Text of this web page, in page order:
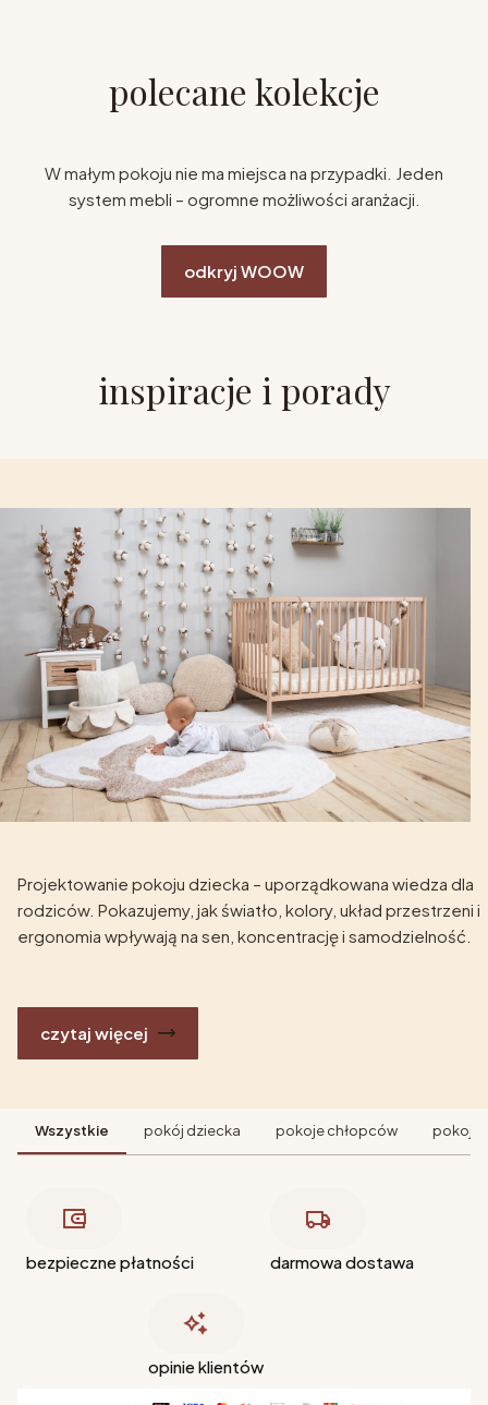
polecane kolekcje
W małym pokoju nie ma miejsca na przypadki. Jeden
system mebli – ogromne możliwości aranżacji.
odkryj WOOW
inspiracje i porady
Projektowanie pokoju dziecka – uporządkowana wiedza dla
rodziców. Pokazujemy, jak światło, kolory, układ przestrzeni i
ergonomia wpływają na sen, koncentrację i samodzielność.
czytaj więcej
Wszystkie pokój dziecka pokoje chłopców pokoje
bezpieczne płatności darmowa dostawa
opinie klientów